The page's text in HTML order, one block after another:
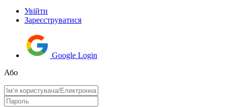
Увійти
Зареєструватися
Google Login
Або